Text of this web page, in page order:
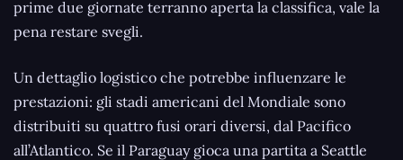
prime due giornate terranno aperta la classifica, vale la
pena restare svegli.
Un dettaglio logistico che potrebbe influenzare le
prestazioni: gli stadi americani del Mondiale sono
distribuiti su quattro fusi orari diversi, dal Pacifico
all’Atlantico. Se il Paraguay gioca una partita a Seattle